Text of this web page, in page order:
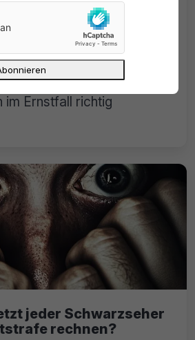
2025: Bußgeldfallen
– so schützt du
2025 teuer werden!
wie Ermittlungen ablaufen
im Ernstfall richtig
jeder Schwarzseher
rechnen?